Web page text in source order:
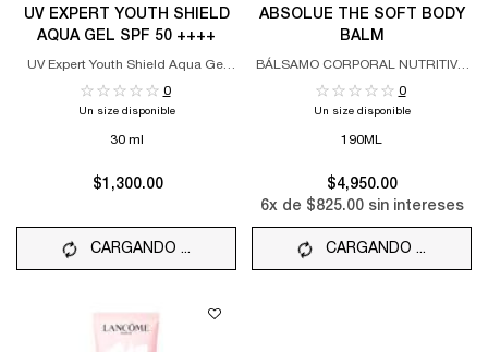
UV EXPERT YOUTH SHIELD
AQUA GEL SPF 50 ++++
UV Expert Youth Shield Aqua Gel
0
Un size disponible
30 ml
$1,300.00
CARGANDO ...
ABSOLUE THE SOFT BODY
BALM
BÁLSAMO CORPORAL NUTRITIVO
0
Un size disponible
190ML
$4,950.00
6x de $825.00sin intereses
CARGANDO ...